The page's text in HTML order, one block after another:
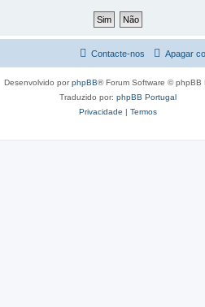
Apagar
Contacte-nos
Desenvolvido porphpBB® Forum Software © phpBB
Traduzido por: phpBB Portugal
Privacidade | Termos